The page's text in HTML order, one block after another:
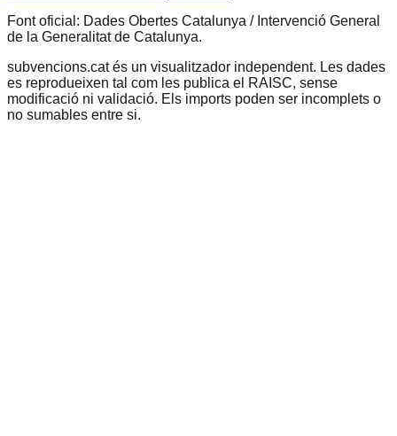
Font oficial: Dades Obertes Catalunya / Intervenció General
de la Generalitat de Catalunya.
subvencions.cat és un visualitzador independent. Les dades
es reprodueixen tal com les publica el RAISC, sense
modificació ni validació. Els imports poden ser incomplets o
no sumables entre si.